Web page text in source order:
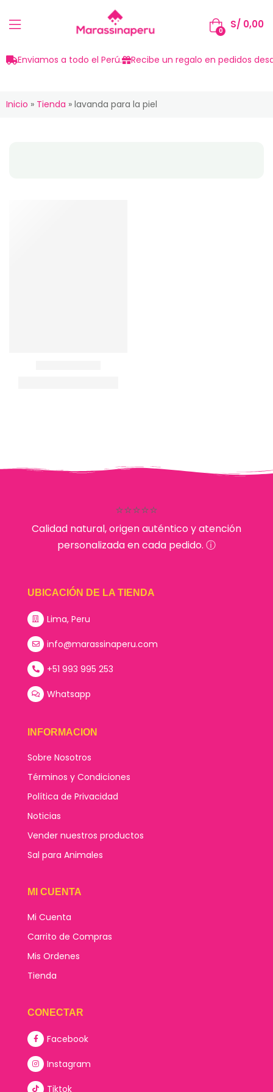
0
S/ 0,00
Enviamos a todo el Perú. Recibe un regalo en pedidos
Inicio » Tienda » lavanda para la piel
⭐⭐⭐⭐⭐
Calidad natural, origen auténtico y atención
personalizada en cada pedido. ⓘ
UBICACIÓN DE LA TIENDA
Lima, Peru
info@marassinaperu.com
+51 993 995 253
Whatsapp
INFORMACION
Sobre Nosotros
Términos y Condiciones
Política de Privacidad
Noticias
Vender nuestros productos
Sal para Animales
MI CUENTA
Mi Cuenta
Carrito de Compras
Mis Ordenes
Tienda
CONECTAR
Facebook
Instagram
Tiktok